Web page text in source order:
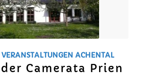
ACHENTAL
Camerata Prien